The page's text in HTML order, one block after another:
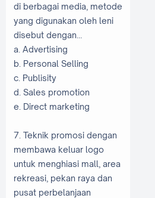
di berbagai media, metode
yang digunakan oleh leni
disebut dengan…
a. Advertising
b. Personal Selling
c. Publisity
d. Sales promotion
e. Direct marketing
7. Teknik promosi dengan
membawa keluar logo
untuk menghiasi mall, area
rekreasi, pekan raya dan
pusat perbelanjaan